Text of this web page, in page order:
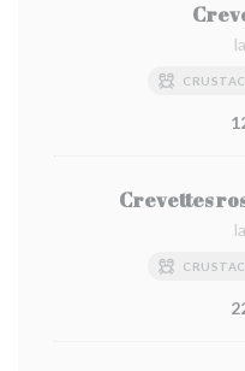
Crevettes